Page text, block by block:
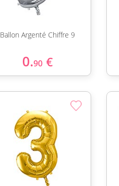
Ballon Argenté Chiffre 9
0.90 €